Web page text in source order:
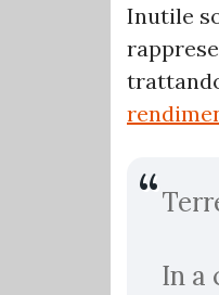
Inutile
In a